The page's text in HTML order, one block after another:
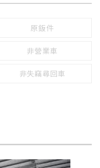
有
原鈑件
非營業車
非失竊尋回車